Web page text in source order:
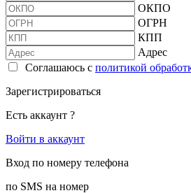
ОКПО
ОГРН
КПП
Адрес
Соглашаюсь с политикой
Зарегистрироваться
Есть аккаунт ?
Войти в аккаунт
Вход по номеру телефона
по SMS на номер